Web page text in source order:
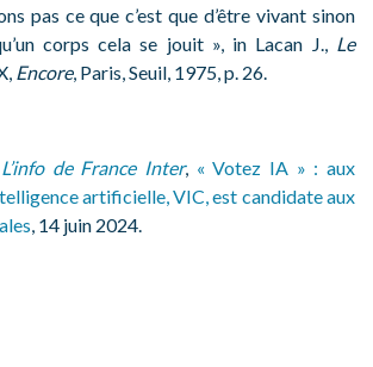
pas ce que c’est que d’être vivant sinon
corps cela se jouit », in Lacan J., Le
Encore, Paris, Seuil, 1975, p. 26.
L’info de France Inter, « Votez IA » : aux
artificielle, VIC, est candidate aux
, 14 juin 2024.